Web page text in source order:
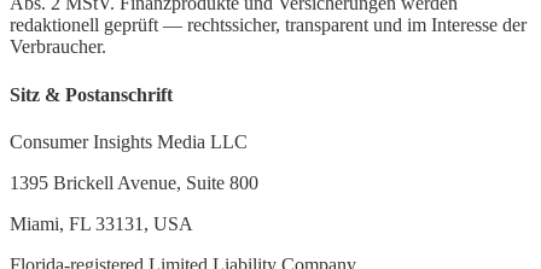
redaktionell geprüft — rechtssicher, transparent und im Interesse der
Verbraucher.
Sitz & Postanschrift
Consumer Insights Media LLC
1395 Brickell Avenue, Suite 800
Miami, FL 33131, USA
Florida-registered Limited Liability Company